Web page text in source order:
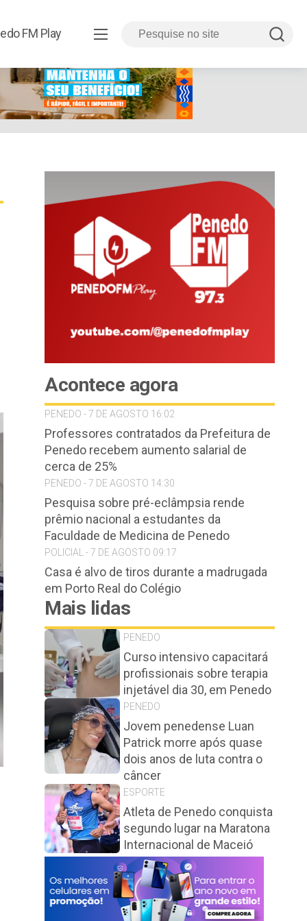
FM Play
Acontece agora
PENEDO - 7 DE AGOSTO 16:02
Professores contratados da Prefeitura de
Penedo recebem aumento salarial de
cerca de 25%
PENEDO - 7 DE AGOSTO 14:30
Pesquisa sobre pré-eclâmpsia rende
prêmio nacional a estudantes da
Faculdade de Medicina de Penedo
POLICIAL - 7 DE AGOSTO 09:17
Casa é alvo de tiros durante a madrugada
em Porto Real do Colégio
Mais lidas
PENEDO
Curso intensivo capacitará
profissionais sobre terapia
injetável dia 30, em Penedo
PENEDO
Jovem penedense Luan
Patrick morre após quase
dois anos de luta contra o
câncer
ESPORTE
Atleta de Penedo conquista
segundo lugar na Maratona
Internacional de Maceió